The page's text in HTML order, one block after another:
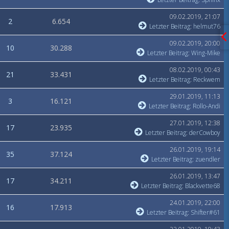
2 6.654
09.02.2019, 21:07
Letzter Beitrag: helmut76
10 30.288
09.02.2019, 20:00
Letzter Beitrag: Wing-Mike
21 33.431
08.02.2019, 00:43
Letzter Beitrag: Reckwem
3 16.121
29.01.2019, 11:13
Letzter Beitrag: Rollo-Andi
17 23.935
27.01.2019, 12:38
Letzter Beitrag: derCowboy
35 37.124
26.01.2019, 19:14
Letzter Beitrag: zuendler
17 34.211
26.01.2019, 13:47
Letzter Beitrag: Blackvette68
16 17.913
24.01.2019, 22:00
Letzter Beitrag: Shifter#61